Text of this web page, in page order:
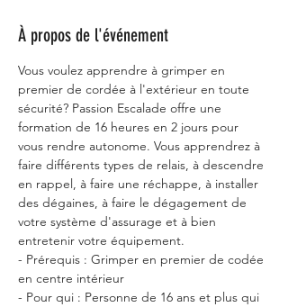
À propos de l'événement
Vous voulez apprendre à grimper en
premier de cordée à l'extérieur en toute
sécurité? Passion Escalade offre une
formation de 16 heures en 2 jours pour
vous rendre autonome. Vous apprendrez à
faire différents types de relais, à descendre
en rappel, à faire une réchappe, à installer
des dégaines, à faire le dégagement de
votre système d'assurage et à bien
entretenir votre équipement.
- Prérequis : Grimper en premier de codée
en centre intérieur
- Pour qui : Personne de 16 ans et plus qui